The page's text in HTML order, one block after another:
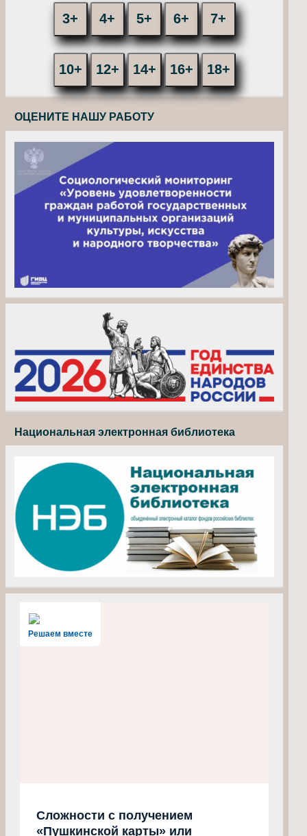
3+ 4+ 5+ 6+ 7+
10+ 12+ 14+ 16+ 18+
ОЦЕНИТЕ НАШУ РАБОТУ
Национальная электронная библиотека
Решаем вместе
Сложности с получением
«Пушкинской карты» или